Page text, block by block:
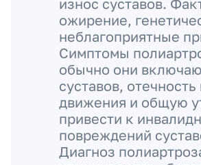
износ суставов.
ожирение,
неблагоприятные
Симптомы
обычно они
суставов,
движения и общую
привести к
повреждений
Диагноз